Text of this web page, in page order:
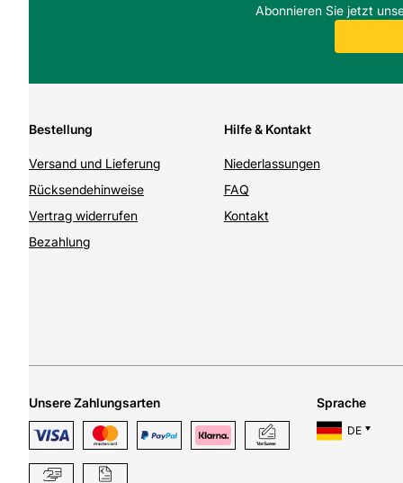
Abonnieren Sie jetzt
Bestellung
Versand und Lieferung
Rücksendehinweise
Vertrag widerrufen
Bezahlung
Hilfe & Kontakt
Niederlassungen
FAQ
Kontakt
Unsere Zahlungsarten Sprache
DE